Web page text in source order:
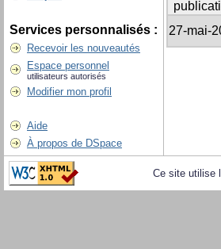
Services personnalisés :
Recevoir les nouveautés
Espace personnel
utilisateurs autorisés
Modifier mon profil
Aide
À propos de DSpace
27-mai-
Ce site utilise